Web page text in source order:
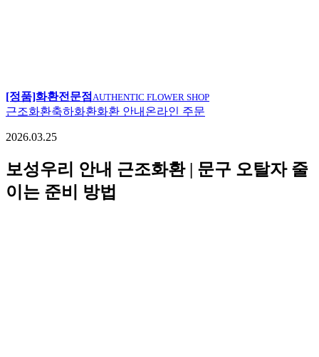
[정품]화환전문점 AUTHENTIC FLOWER SHOP
근조화환축하화환화환 안내 온라인 주문
2026.03.25
보성우리 안내 근조화환 | 문구 오탈자 줄
이는 준비 방법